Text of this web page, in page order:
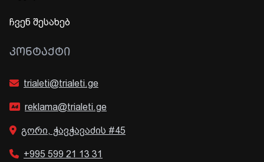
ჩვენ შესახებ
ᲙᲝᲜᲢᲐᲥᲢᲘ
trialeti@trialeti.ge
reklama@trialeti.ge
გორი, ჭავჭავაძის #45
+995 599 21 13 31